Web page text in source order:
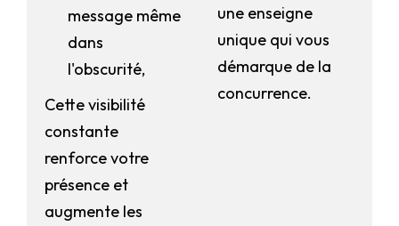
message même
dans
l'obscurité,
Cette visibilité
constante
renforce votre
présence et
augmente les
une enseigne
unique qui vous
démarque de la
concurrence.